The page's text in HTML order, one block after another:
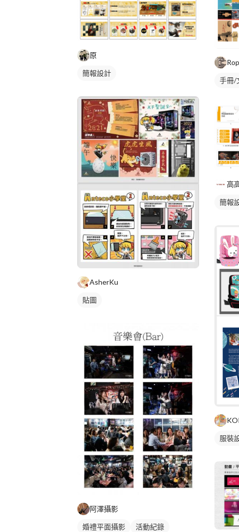
原
簡報設計
AsherKu
貼圖
阿澤攝影
婚禮平面攝影 活動紀錄
手冊/
高
簡報
服裝